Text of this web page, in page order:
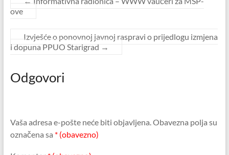
ove
Izvješće o ponovnoj javnoj raspravi o prijedlogu izmjena
i dopuna PPUO Starigrad →
Odgovori
Vaša adresa e-pošte neće biti objavljena.Obavezna polja su
označena sa * (obavezno)